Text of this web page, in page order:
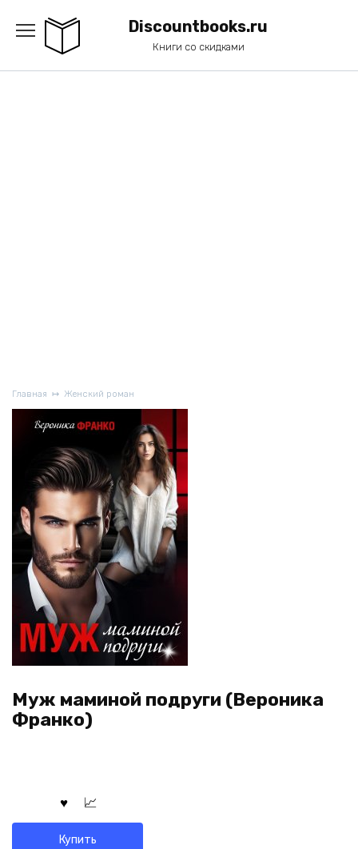
содержанию
Discountbooks.ru
Книги со скидками
Главная Женский роман
Муж маминой подруги (Вероника
Франко)
Купить